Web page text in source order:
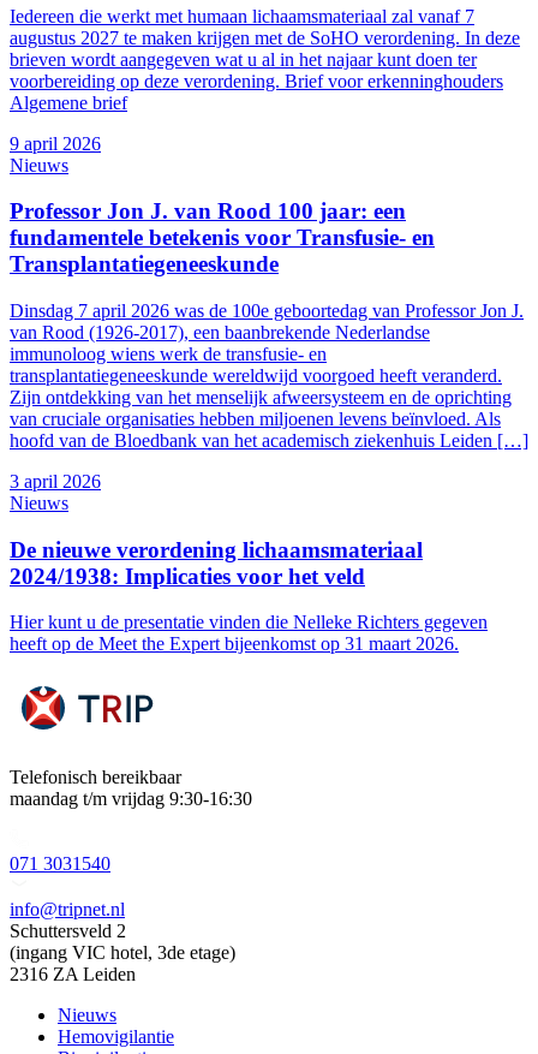
Iedereen die werkt met humaan lichaamsmateriaal zal vanaf 7
augustus 2027 te maken krijgen met de SoHO verordening. In deze
brieven wordt aangegeven wat u al in het najaar kunt doen ter
voorbereiding op deze verordening. Brief voor erkenninghouders
Algemene brief
9 april 2026
Nieuws
Professor Jon J. van Rood 100 jaar: een
fundamentele betekenis voor Transfusie- en
Transplantatiegeneeskunde
Dinsdag 7 april 2026 was de 100e geboortedag van Professor Jon J.
van Rood (1926-2017), een baanbrekende Nederlandse
immunoloog wiens werk de transfusie- en
transplantatiegeneeskunde wereldwijd voorgoed heeft veranderd.
Zijn ontdekking van het menselijk afweersysteem en de oprichting
van cruciale organisaties hebben miljoenen levens beïnvloed. Als
hoofd van de Bloedbank van het academisch ziekenhuis Leiden […]
3 april 2026
Nieuws
De nieuwe verordening lichaamsmateriaal
2024/1938: Implicaties voor het veld
Hier kunt u de presentatie vinden die Nelleke Richters gegeven
heeft op de Meet the Expert bijeenkomst op 31 maart 2026.
Telefonisch bereikbaar
maandag t/m vrijdag 9:30-16:30
071 3031540
info@tripnet.nl
Schuttersveld 2
(ingang VIC hotel, 3de etage)
2316 ZA Leiden
Nieuws
Hemovigilantie